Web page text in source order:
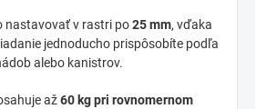
nastavovať v rastri po25 mm, vďaka
jednoducho prispôsobíte podľa
alebo kanistrov.
až60 kg pri rovnomernom